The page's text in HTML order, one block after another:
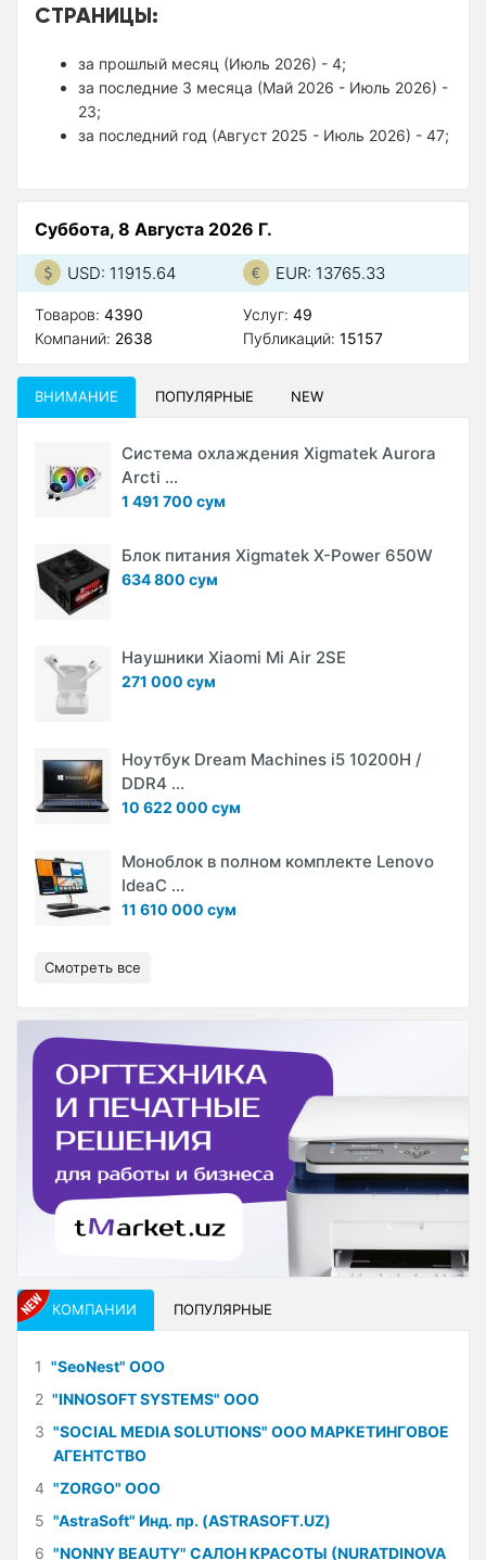
СТРАНИЦЫ:
за прошлый месяц (Июль 2026) - 4;
за последние 3 месяца (Май 2026 - Июль 2026) -
23;
за последний год (Август 2025 - Июль 2026) - 47;
Суббота, 8 Августа 2026 Г.
USD: 11915.64 EUR: 13765.33
Товаров: 4390
Компаний: 2638
Услуг: 49
Публикаций: 15157
ВНИМАНИЕ ПОПУЛЯРНЫЕ NEW
Система охлаждения Xigmatek Aurora
Arcti ...
1 491 700 сум
Блок питания Xigmatek X-Power 650W
634 800 сум
Наушники Xiaomi Mi Air 2SE
271 000 сум
Ноутбук Dream Machines i5 10200H /
DDR4 ...
10 622 000 сум
Моноблок в полном комплекте Lenovo
IdeaC ...
11 610 000 сум
Смотреть все
КОМПАНИИ ПОПУЛЯРНЫЕ
1 "SeoNest" ООО
2 "INNOSOFT SYSTEMS" ООО
3 "SOCIAL MEDIA SOLUTIONS" ООО МАРКЕТИНГОВОЕ
АГЕНТСТВО
4 "ZORGO" ООО
5 "AstraSoft" Инд. пр. (ASTRASOFT.UZ)
6 "NONNY BEAUTY" САЛОН КРАСОТЫ (NURATDINOVA